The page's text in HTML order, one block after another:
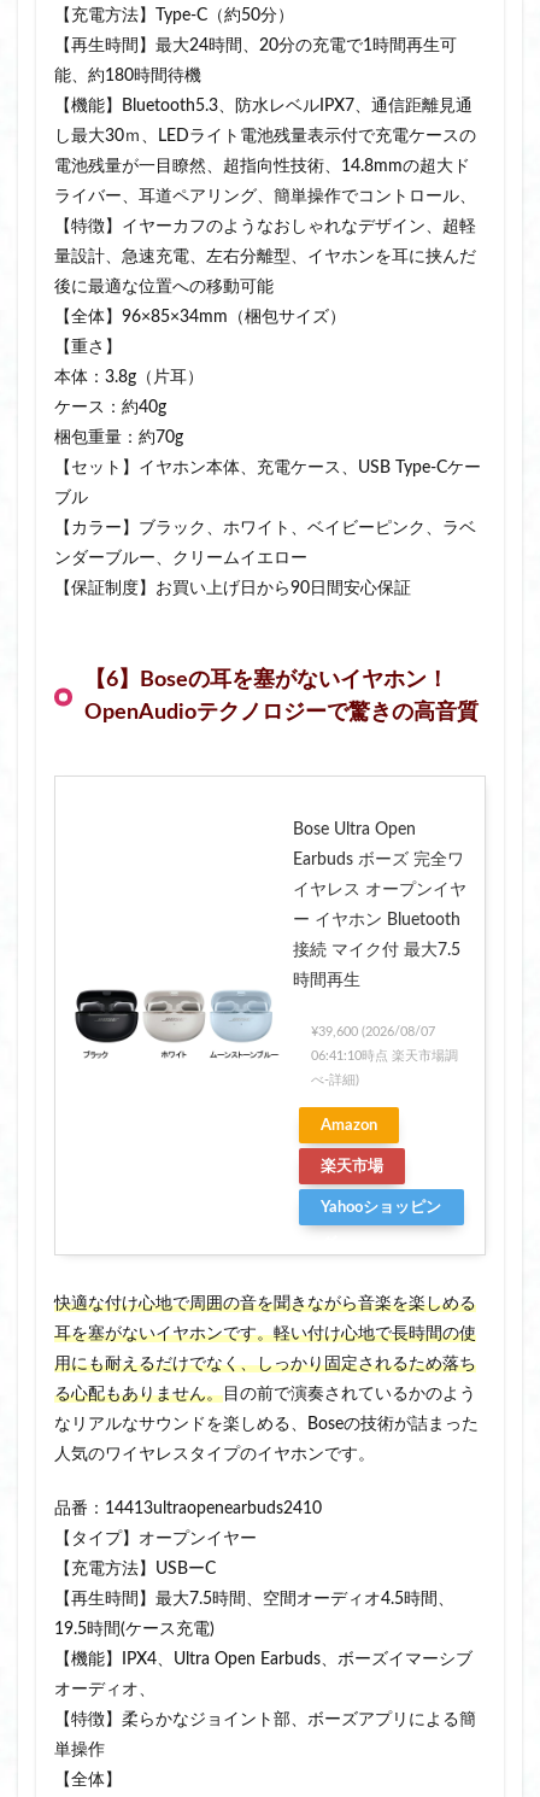
【充電方法】Type-C（約50分）
【再生時間】最大24時間、20分の充電で1時間再生可
能、約180時間待機
【機能】Bluetooth5.3、防水レベルIPX7、通信距離見通
し最大30ｍ、LEDライト電池残量表示付で充電ケースの
電池残量が一目瞭然、超指向性技術、14.8mmの超大ド
ライバー、耳道ペアリング、簡単操作でコントロール、
【特徴】イヤーカフのようなおしゃれなデザイン、超軽
量設計、急速充電、左右分離型、イヤホンを耳に挟んだ
後に最適な位置への移動可能
【全体】96×85×34mm（梱包サイズ）
【重さ】
本体：3.8g（片耳）
ケース：約40g
梱包重量：約70g
【セット】イヤホン本体、充電ケース、USB Type-Cケー
ブル
【カラー】ブラック、ホワイト、ベイビーピンク、ラベ
ンダーブルー、クリームイエロー
【保証制度】お買い上げ日から90日間安心保証
【6】Boseの耳を塞がないイヤホン！
OpenAudioテクノロジーで驚きの高音質
Bose Ultra Open
Earbuds ボーズ 完全ワ
イヤレス オープンイヤ
ー イヤホン Bluetooth
接続 マイク付 最大7.5
時間再生
¥39,600 (2026/08/07
06:41:10時点 楽天市場調
べ-詳細)
Amazon
楽天市場
Yahooショッピン
快適な付け心地で周囲の音を聞きながら音楽を楽しめる
耳を塞がないイヤホンです。軽い付け心地で長時間の使
用にも耐えるだけでなく、しっかり固定されるため落ち
る心配もありません。 目の前で演奏されているかのよう
なリアルなサウンドを楽しめる、Boseの技術が詰まった
人気のワイヤレスタイプのイヤホンです。
品番：14413ultraopenearbuds2410
【タイプ】オープンイヤー
【充電方法】USBーC
【再生時間】最大7.5時間、空間オーディオ4.5時間、
19.5時間(ケース充電)
【機能】IPX4、Ultra Open Earbuds、ボーズイマーシブ
オーディオ、
【特徴】柔らかなジョイント部、ボーズアプリによる簡
単操作
【全体】